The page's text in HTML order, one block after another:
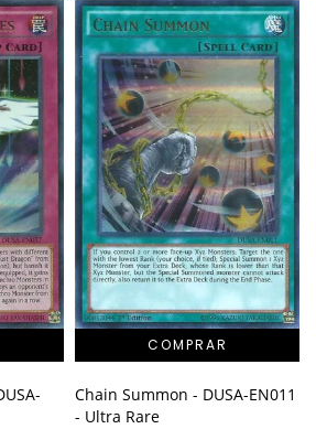
Chain Summon - DUSA-EN011
- Ultra Rare